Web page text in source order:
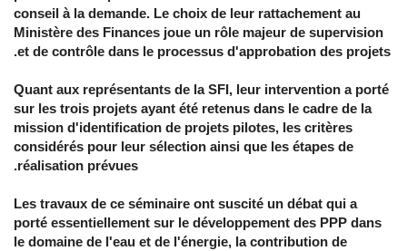
conseil à la demande. Le choix de leur rattachement au
Ministère des Finances joue un rôle majeur de supervision
et de contrôle dans le processus d'approbation des projets.
Quant aux représentants de la SFI, leur intervention a porté
sur les trois projets ayant été retenus dans le cadre de la
mission d'identification de projets pilotes, les critères
considérés pour leur sélection ainsi que les étapes de
réalisation prévues.
Les travaux de ce séminaire ont suscité un débat qui a
porté essentiellement sur le développement des PPP dans
le domaine de l'eau et de l'énergie, la contribution de